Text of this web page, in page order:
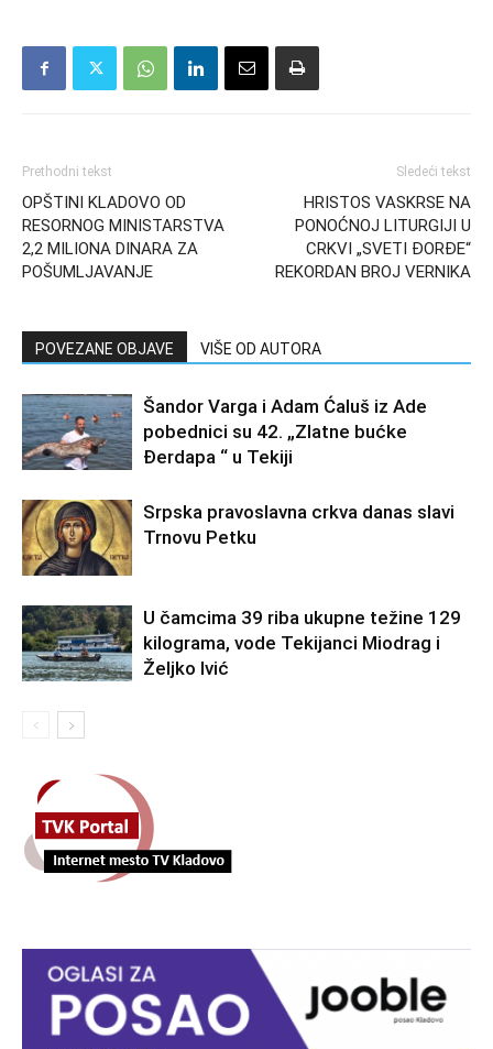
Prethodni tekst
OPŠTINI KLADOVO OD
RESORNOG MINISTARSTVA
2,2 MILIONA DINARA ZA
POŠUMLJAVANJE
Sledeći tekst
HRISTOS VASKRSE NA
PONOĆNOJ LITURGIJI U
CRKVI „SVETI ĐORĐE“
REKORDAN BROJ VERNIKA
POVEZANE OBJAVE VIŠE OD AUTORA
Šandor Varga i Adam Ćaluš iz Ade
pobednici su 42. „Zlatne bućke
Đerdapa “ u Tekiji
Srpska pravoslavna crkva danas slavi
Trnovu Petku
U čamcima 39 riba ukupne težine 129
kilograma, vode Tekijanci Miodrag i
Željko Ivić